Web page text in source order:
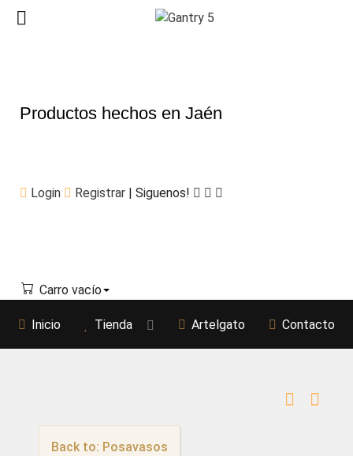
Productos hechos en Jaén
Login Registrar | Siguenos!
Carro vacío
Inicio Tienda Artelgato Contacto
Back to: Posavasos